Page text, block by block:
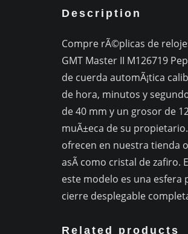
Description
Compre rÃ©plicas de
GMT Master II M126719
de cuerda automÃ¡tica
de hora, minutos y
de 40 mm y un grosor de
muÃ±eca de su
ofrecen en nuestra tienda
asÃ­ como cristal de zafiro.
este modelo es una esfera
cierre desplegable
Related products